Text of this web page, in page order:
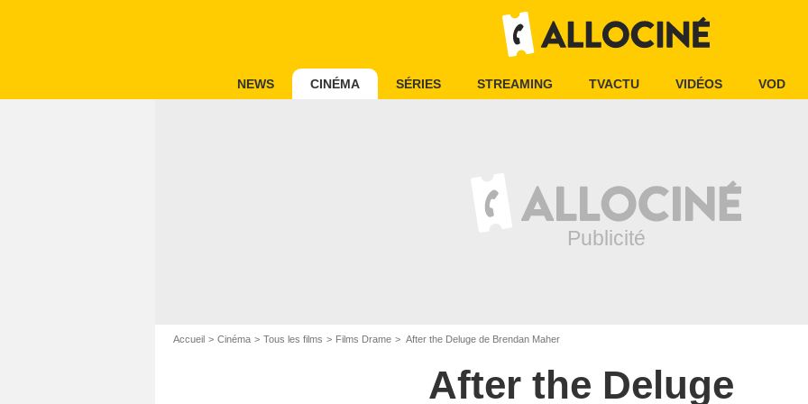
NEWS CINÉMA SÉRIES STREAMING TVACTU VIDÉOS VOD
Accueil Cinéma Tous les films Films Drame After the Deluge de Brendan Maher
After the Deluge